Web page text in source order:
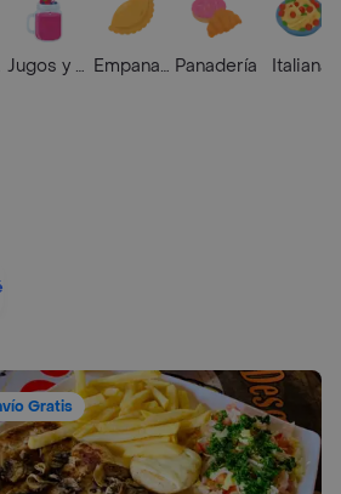
Jugos y BatidosEmpanadasPanadería Italiana
Gratis